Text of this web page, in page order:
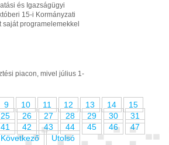
és Igazságügyi
15-i Kormányzati
programelemekkel
piacon, mivel július 1-
9 10 11 12 13 14
15
25 26 27 28 29 30
31
41 42 43 44 45 46
47
Következő Utolsó